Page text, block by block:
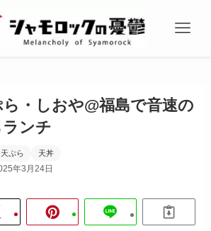
・しおや@福島で音速の
ンチ
天ぷら 天丼
年3月24日